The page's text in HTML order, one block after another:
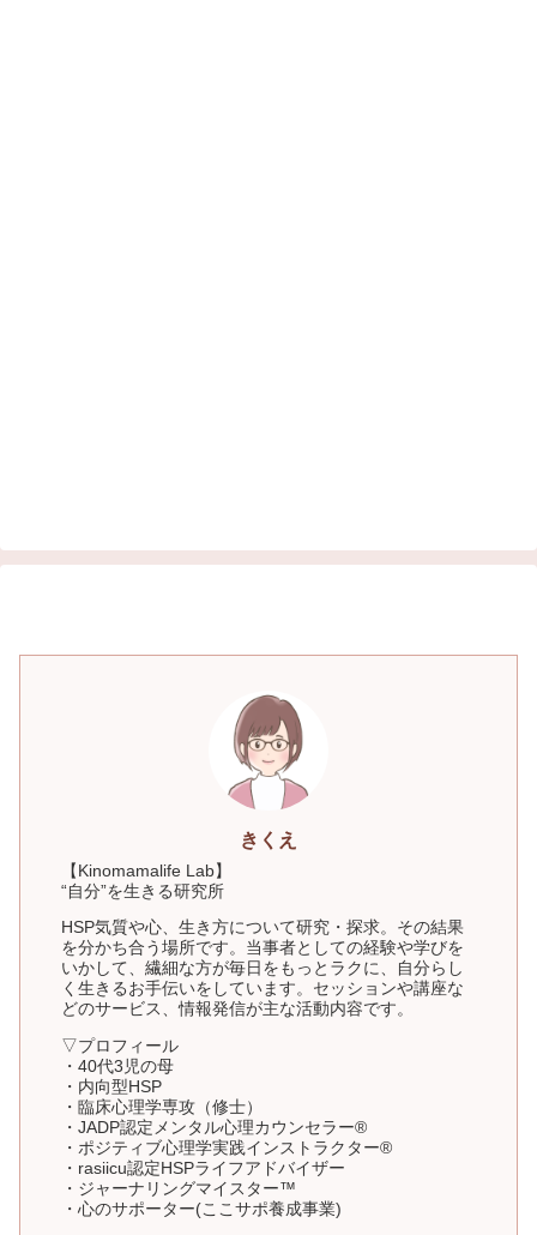
きくえ
【Kinomamalife Lab】
“自分”を生きる研究所
HSP気質や心、生き方について研究・探求。その結果
を分かち合う場所です。当事者としての経験や学びを
いかして、繊細な方が毎日をもっとラクに、自分らし
く生きるお手伝いをしています。セッションや講座な
どのサービス、情報発信が主な活動内容です。
▽プロフィール
・40代3児の母
・内向型HSP
・臨床心理学専攻（修士）
・JADP認定メンタル心理カウンセラー®
・ポジティブ心理学実践インストラクター®
・rasiicu認定HSPライフアドバイザー
・ジャーナリングマイスター™
・心のサポーター(ここサポ養成事業)